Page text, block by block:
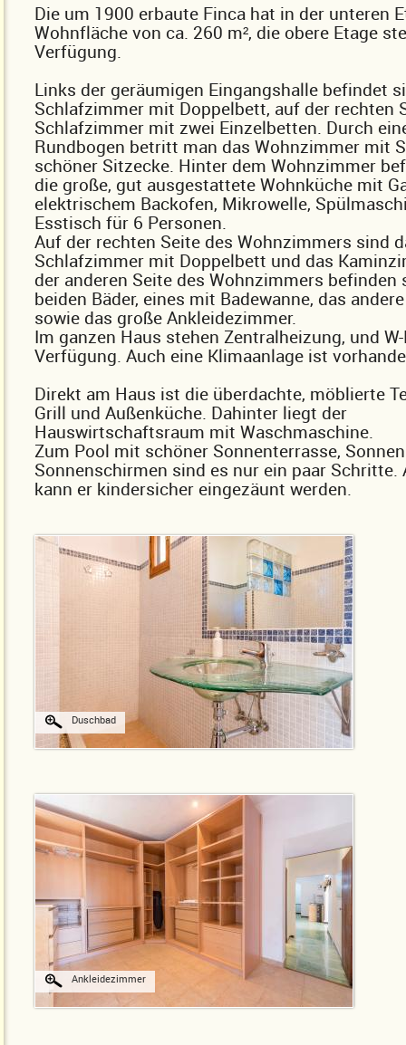
Die um 1900 erbaute Finca hat in der unteren
Wohnfläche von ca. 260 m², die obere Etage
Verfügung.
Links der geräumigen Eingangshalle befindet
Schlafzimmer mit Doppelbett, auf der rechten
Schlafzimmer mit zwei Einzelbetten. Durch
Rundbogen betritt man das Wohnzimmer mit
schöner Sitzecke. Hinter dem Wohnzimmer
die große, gut ausgestattete Wohnküche mit
elektrischem Backofen, Mikrowelle,
Esstisch für 6 Personen.
Auf der rechten Seite des Wohnzimmers sind
Schlafzimmer mit Doppelbett und das
der anderen Seite des Wohnzimmers befinden
beiden Bäder, eines mit Badewanne, das
sowie das große Ankleidezimmer.
Im ganzen Haus stehen Zentralheizung, und
Verfügung. Auch eine Klimaanlage ist
Direkt am Haus ist die überdachte, möblierte
Grill und Außenküche. Dahinter liegt der
Hauswirtschaftsraum mit Waschmaschine.
Zum Pool mit schöner Sonnenterrasse,
Sonnenschirmen sind es nur ein paar Schritte.
kann er kindersicher eingezäunt werden.
Duschbad
Ankleidezimmer